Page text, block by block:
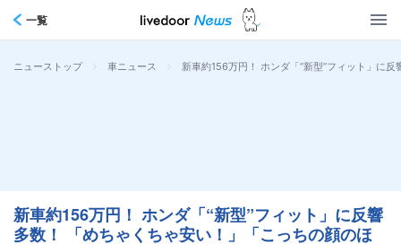
一覧
ニューストップ > 車ニュース > 新車約156万円！ ホンダ「“新型”フィット」に
新車約156万円！ ホンダ「“新型”フィット」に反響
多数！ 「めちゃくちゃ安い！」「こっちの顔のほ